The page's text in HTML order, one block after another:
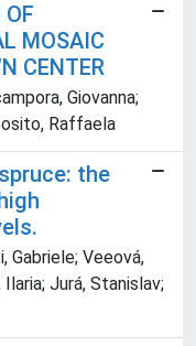
OF
MOSAIC
CENTER
Giovanna;
Raffaela
the
Gabriele; Veeová,
Jurá, Stanislav;